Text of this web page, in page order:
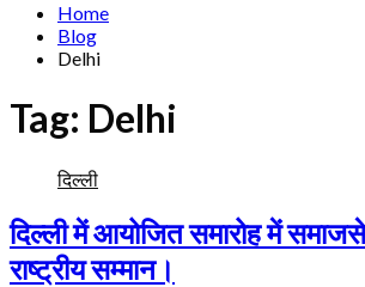
Home
Blog
Delhi
Tag: Delhi
दिल्ली
दिल्ली में आयोजित समारोह में
राष्ट्रीय सम्मान।